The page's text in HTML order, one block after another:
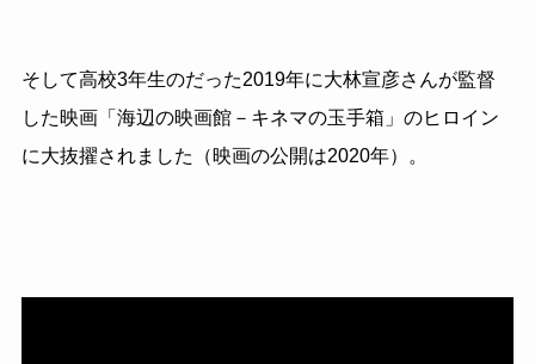
そして高校3年生のだった2019年に大林宣彦さんが監督
した映画「海辺の映画館－キネマの玉手箱」のヒロイン
に大抜擢されました（映画の公開は2020年）。